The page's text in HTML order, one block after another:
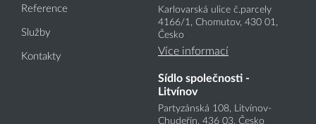
Reference
Služby
Kontakty
Karlovarská ulice č.parcely
4166/1, Chomutov, 430 01,
Česko
Více informací
Sídlo společnosti -
Litvínov
Partyzánská 108, Litvínov-
Chudeřín, 436 03, Česko